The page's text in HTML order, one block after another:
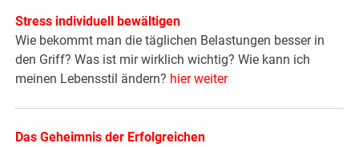
Stress individuell bewältigen
Wie bekommt man die täglichen Belastungen besser in
den Griff? Was ist mir wirklich wichtig? Wie kann ich
meinen Lebensstil ändern? hier weiter
Das Geheimnis der Erfolgreichen